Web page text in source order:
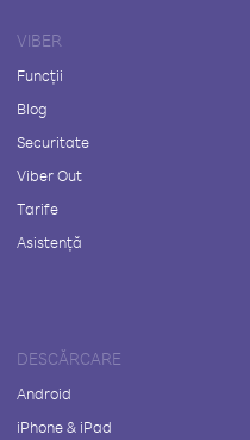
VIBER
Funcții
Blog
Securitate
Viber Out
Tarife
Asistență
DESCĂRCARE
Android
iPhone & iPad